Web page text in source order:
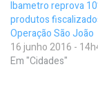
Ibametro reprova
produtos
Operação São João
16 junho 2016 -
Em "Cidades"